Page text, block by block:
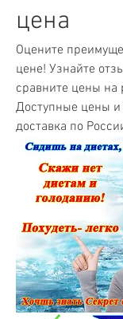
цена
Оцените
цене! Узнайте
сравните цены на
Доступные цены и
доставка по